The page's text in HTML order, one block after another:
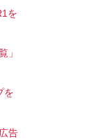
を
」
を
告